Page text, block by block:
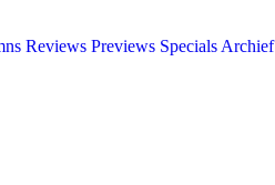
Reviews Previews Specials Archief